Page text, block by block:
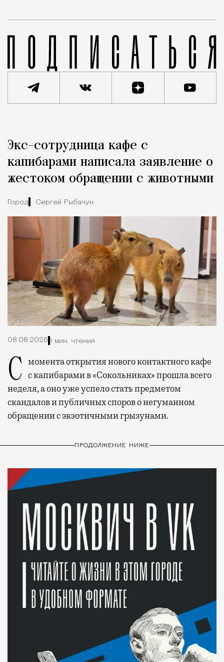
Город
Экс-сотрудница кафе с
капибарами написала заявление о
жестоком обращении с животными
Город Сергей Рыбачук
08.08.2026 1 мин. чтения
С момента открытия нового контактного кафе с капибарами в «Сокольниках» прошла всего
неделя, а оно уже успело стать предметом
скандалов и публичных споров о негуманном
обращении с экзотичными грызунами.
ПРОДОЛЖЕНИЕ НИЖЕ